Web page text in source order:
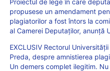
Proiectul de lege în care
propusese un amendament
plagiatorilor a fost întors la
al Camerei Deputaților, anunță
EXCLUSIV Rectorul
Preda, despre amnistierea
Un demers complet ilegitim.